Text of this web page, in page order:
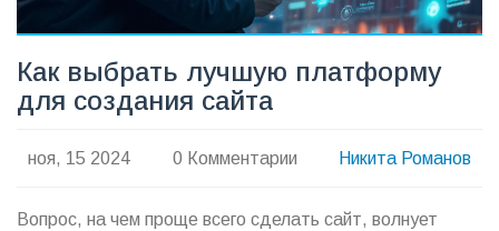
Как выбрать лучшую платформу
для создания сайта
ноя, 15 2024 0 Комментарии Никита Романов
Вопрос, на чем проще всего сделать сайт, волнует